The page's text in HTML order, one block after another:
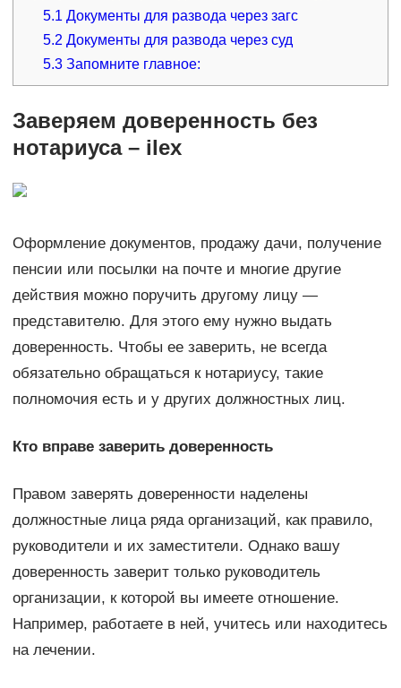
5.1 Документы для развода через загс
5.2 Документы для развода через суд
5.3 Запомните главное:
Заверяем доверенность без
нотариуса – ilex
Оформление документов, продажу дачи, получение
пенсии или посылки на почте и многие другие
действия можно поручить другому лицу —
представителю. Для этого ему нужно выдать
доверенность. Чтобы ее заверить, не всегда
обязательно обращаться к нотариусу, такие
полномочия есть и у других должностных лиц.
Кто вправе заверить доверенность
Правом заверять доверенности наделены
должностные лица ряда организаций, как правило,
руководители и их заместители. Однако вашу
доверенность заверит только руководитель
организации, к которой вы имеете отношение.
Например, работаете в ней, учитесь или находитесь
на лечении.